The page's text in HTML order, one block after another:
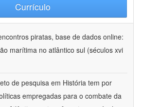
Currículo
piratas, base de dados online:
marítima no atlântico sul (séculos xvi
de pesquisa em História tem por
empregadas para o combate da